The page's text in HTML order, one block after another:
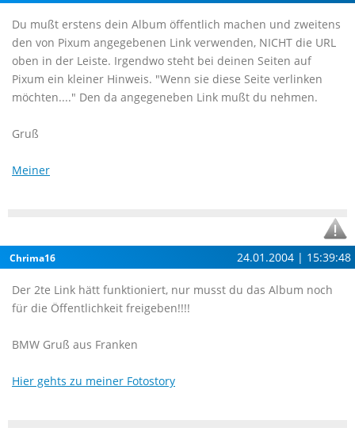
Du mußt erstens dein Album öffentlich machen und zweitens
den von Pixum angegebenen Link verwenden, NICHT die URL
oben in der Leiste. Irgendwo steht bei deinen Seiten auf
Pixum ein kleiner Hinweis. "Wenn sie diese Seite verlinken
möchten...." Den da angegeneben Link mußt du nehmen.
Gruß
Meiner
Chrima16 24.01.2004 | 15:39:48
Der 2te Link hätt funktioniert, nur musst du das Album noch
für die Öffentlichkeit freigeben!!!!
BMW Gruß aus Franken
Hier gehts zu meiner Fotostory